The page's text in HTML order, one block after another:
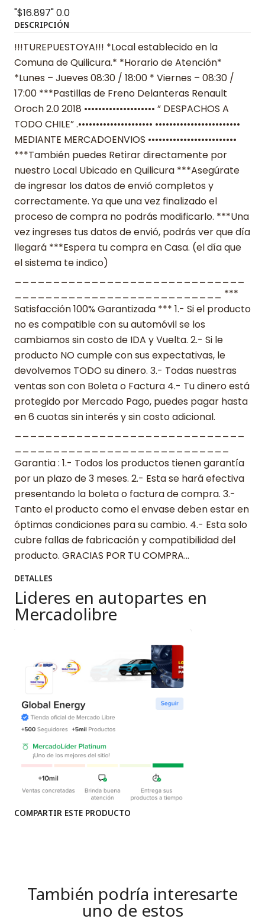
"$16.897"0.0
DESCRIPCIÓN
!!!TUREPUESTOYA!!! *Local establecido en la
Comuna de Quilicura.* *Horario de Atención*
*Lunes – Jueves 08:30 / 18:00 * Viernes – 08:30 /
17:00 ***Pastillas de Freno Delanteras Renault
Oroch 2.0 2018 •••••••••••••••••••• ” DESPACHOS A
TODO CHILE” .••••••••••••••••••••• ••••••••••••••••••••••••
MEDIANTE MERCADOENVIOS •••••••••••••••••••••••••
***También puedes Retirar directamente por
nuestro Local Ubicado en Quilicura ***Asegúrate
de ingresar los datos de envió completos y
correctamente. Ya que una vez finalizado el
proceso de compra no podrás modificarlo. ***Una
vez ingreses tus datos de envió, podrás ver que día
llegará ***Espera tu compra en Casa. (el día que
el sistema te indico)
___________________________ ***
Satisfacción 100% Garantizada *** 1.- Si el producto
no es compatible con su automóvil se los
cambiamos sin costo de IDA y Vuelta. 2.- Si le
producto NO cumple con sus expectativas, le
devolvemos TODO su dinero. 3.- Todas nuestras
ventas son con Boleta o Factura 4.- Tu dinero está
protegido por Mercado Pago, puedes pagar hasta
en 6 cuotas sin interés y sin costo adicional.
Garantia : 1.- Todos los productos tienen garantía
por un plazo de 3 meses. 2.- Esta se hará efectiva
presentando la boleta o factura de compra. 3.-
Tanto el producto como el envase deben estar en
óptimas condiciones para su cambio. 4.- Esta solo
cubre fallas de fabricación y compatibilidad del
producto. GRACIAS POR TU COMPRA…
DETALLES
Lideres en autopartes en
Mercadolibre
COMPARTIR ESTE PRODUCTO
También podría interesarte
uno de estos